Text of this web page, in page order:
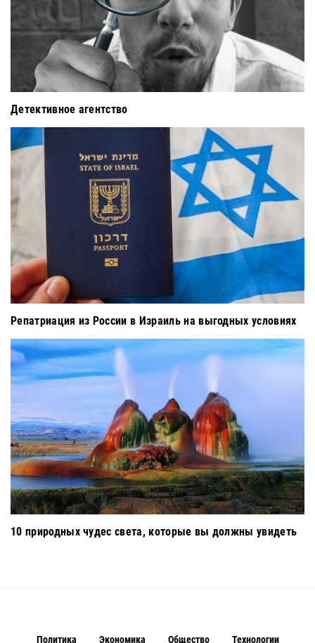
Детективное агентство
Репатриация из России в Израиль на выгодных условиях
10 природных чудес света, которые вы должны увидеть
Политика Экономика Общество Технологии